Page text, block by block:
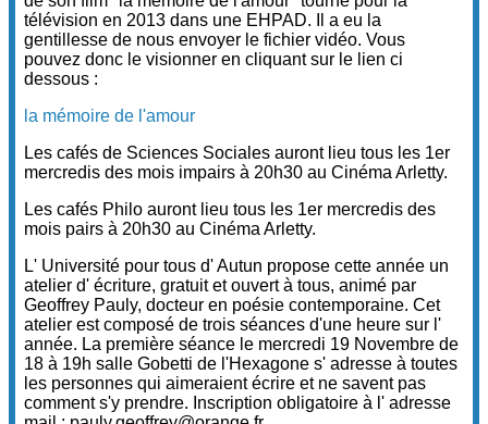
télévision en 2013 dans une EHPAD. Il a eu la
gentillesse de nous envoyer le fichier vidéo. Vous
pouvez donc le visionner en cliquant sur le lien ci
dessous :
la mémoire de l'amour
Les cafés de Sciences Sociales auront lieu tous les 1er
mercredis des mois impairs à 20h30 au Cinéma Arletty.
Les cafés Philo auront lieu tous les 1er mercredis des
mois pairs à 20h30 au Cinéma Arletty.
L' Université pour tous d' Autun propose cette année un
atelier d' écriture, gratuit et ouvert à tous, animé par
Geoffrey Pauly, docteur en poésie contemporaine. Cet
atelier est composé de trois séances d'une heure sur l'
année. La première séance le mercredi 19 Novembre de
18 à 19h salle Gobetti de l'Hexagone s' adresse à toutes
les personnes qui aimeraient écrire et ne savent pas
comment s'y prendre. Inscription obligatoire à l' adresse